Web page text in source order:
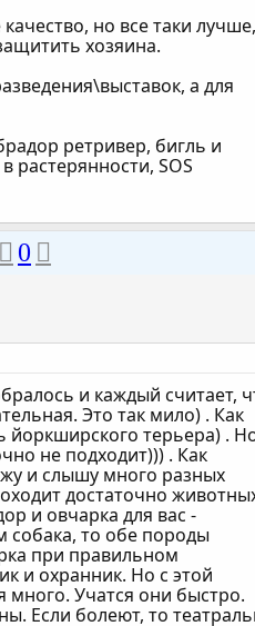
но все таки лучше,
хозяина.
а для
ретривер, бигль и
SOS
0
и каждый считает,
Это так мило) . Как
йоркширского терьера) .
не подходит))) . Как
и слышу много разных
достаточно
и овчарка для вас -
то обе породы
при правильном
и охранник. Но с этой
много. Учатся они быстро.
Если болеют, то